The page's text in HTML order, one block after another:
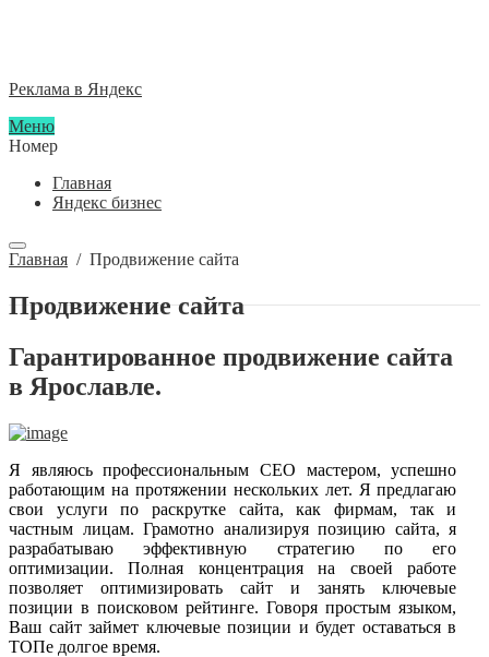
Реклама в Яндекс
Меню
Номер
Главная
Яндекс бизнес
Главная / Продвижение сайта
Продвижение сайта
Гарантированное продвижение сайта
в Ярославле.
Я являюсь профессиональным СЕО мастером, успешно
работающим на протяжении нескольких лет. Я предлагаю
свои услуги по раскрутке сайта, как фирмам, так и
частным лицам. Грамотно анализируя позицию сайта, я
разрабатываю эффективную стратегию по его
оптимизации. Полная концентрация на своей работе
позволяет оптимизировать сайт и занять ключевые
позиции в поисковом рейтинге. Говоря простым языком,
Ваш сайт займет ключевые позиции и будет оставаться в
ТОПе долгое время.